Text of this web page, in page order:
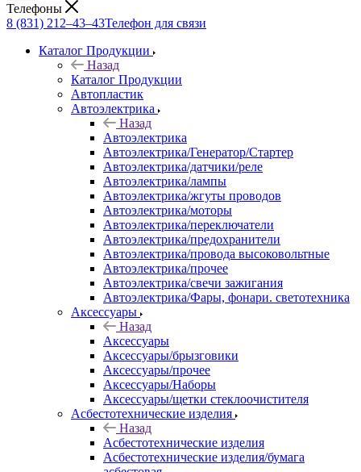
Телефоны
8 (831) 212–43–43Телефон для связи
Каталог Продукции
Назад
Каталог Продукции
Автопластик
Автоэлектрика
Назад
Автоэлектрика
Автоэлектрика/Генератор/Стартер
Автоэлектрика/датчики/реле
Автоэлектрика/лампы
Автоэлектрика/жгуты проводов
Автоэлектрика/моторы
Автоэлектрика/переключатели
Автоэлектрика/предохранители
Автоэлектрика/провода высоковольтные
Автоэлектрика/прочее
Автоэлектрика/свечи зажигания
Автоэлектрика/Фары, фонари. светотехника
Аксессуары
Назад
Аксессуары
Аксессуары/брызговики
Аксессуары/прочее
Аксессуары/Наборы
Аксессуары/щетки стеклоочистителя
Асбестотехнические изделия
Назад
Асбестотехнические изделия
Асбестотехнические изделия/бумага